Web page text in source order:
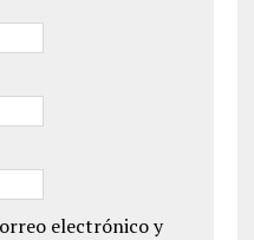
electrónico y